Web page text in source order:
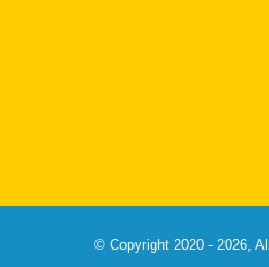
© Copyright 2020 - 2026,